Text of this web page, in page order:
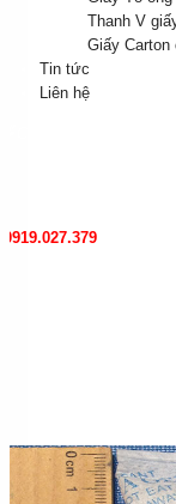
Thanh V
Giấy
Tin tức
Liên hệ
0919.027.379